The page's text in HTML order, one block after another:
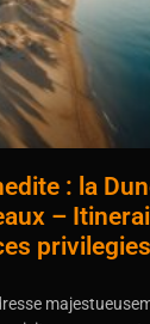
: la
–
privilegies